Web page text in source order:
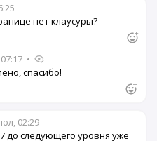
нет клаусуры?
•
спасибо!
02:29
до следующего уровня уже